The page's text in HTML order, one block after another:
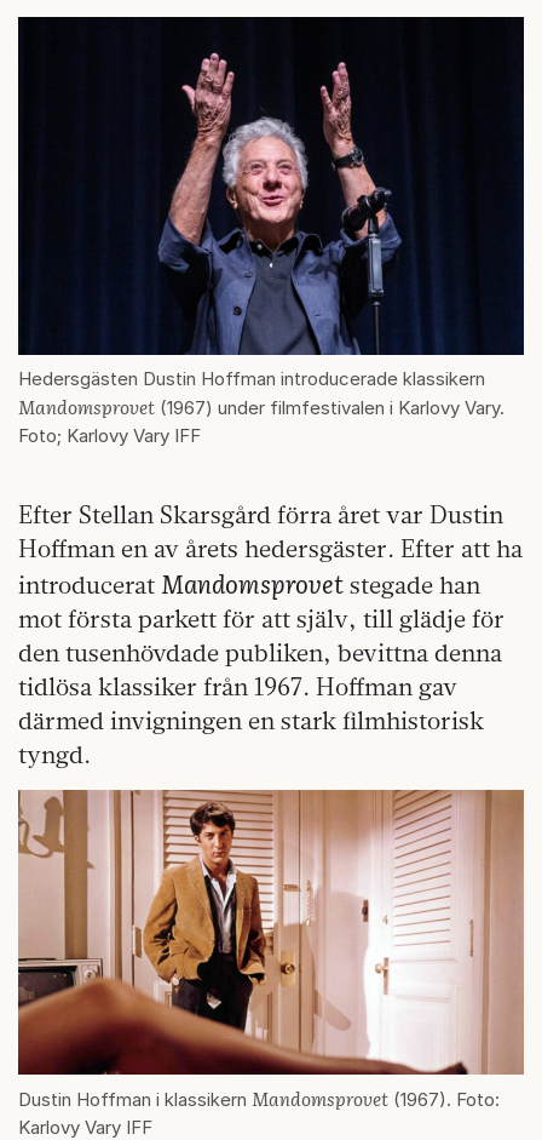
Hedersgästen Dustin Hoffman introducerade klassikern
Mandomsprovet (1967) under filmfestivalen i Karlovy Vary.
Foto; Karlovy Vary IFF
Efter Stellan Skarsgård förra året var Dustin
Hoffman en av årets hedersgäster. Efter att ha
introducerat Mandomsprovet stegade han
mot första parkett för att själv, till glädje för
den tusenhövdade publiken, bevittna denna
tidlösa klassiker från 1967. Hoffman gav
därmed invigningen en stark filmhistorisk
tyngd.
Dustin Hoffman i klassikern Mandomsprovet (1967). Foto:
Karlovy Vary IFF